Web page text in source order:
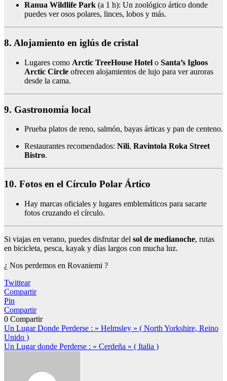
Ranua Wildlife Park (a 1 h): Un zoológico ártico donde
puedes ver osos polares, linces, lobos y más.
8. Alojamiento en iglús de cristal
Lugares como Arctic TreeHouse Hotel o Santa’s Igloos
Arctic Circle ofrecen alojamientos de lujo para ver auroras
desde la cama.
9. Gastronomía local
Prueba platos de reno, salmón, bayas árticas y pan de centeno.
Restaurantes recomendados: Nili, Ravintola Roka Street
Bistro.
10. Fotos en el Círculo Polar Ártico
Hay marcas oficiales y lugares emblemáticos para sacarte
fotos cruzando el círculo.
Si viajas en verano, puedes disfrutar del sol de medianoche, rutas
en bicicleta, pesca, kayak y días largos con mucha luz.
¿ Nos perdemos en Rovaniemi ?
Twittear
Compartir
Pin
Compartir
0 Compartir
Navegación
de
Un Lugar Donde Perderse : » Helmsley » ( North Yorkshire, Reino
Unido )
Un Lugar donde Perderse : » Cerdeña » ( Italia )